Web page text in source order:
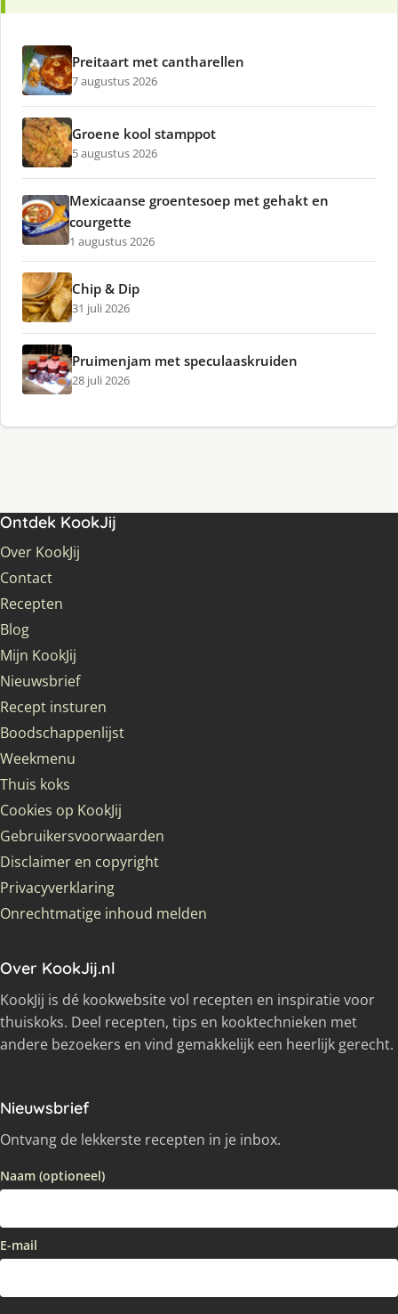
Preitaart met cantharellen
7 augustus 2026
Groene kool stamppot
5 augustus 2026
Mexicaanse groentesoep met gehakt en
courgette
1 augustus 2026
Chip & Dip
31 juli 2026
Pruimenjam met speculaaskruiden
28 juli 2026
Ontdek KookJij
Over KookJij
Contact
Recepten
Blog
Mijn KookJij
Nieuwsbrief
Recept insturen
Boodschappenlijst
Weekmenu
Thuis koks
Cookies op KookJij
Gebruikersvoorwaarden
Disclaimer en copyright
Privacyverklaring
Onrechtmatige inhoud melden
Over KookJij.nl
KookJij is dé kookwebsite vol recepten en inspiratie voor
thuiskoks. Deel recepten, tips en kooktechnieken met
andere bezoekers en vind gemakkelijk een heerlijk gerecht.
Nieuwsbrief
Ontvang de lekkerste recepten in je inbox.
Naam (optioneel)
E-mail